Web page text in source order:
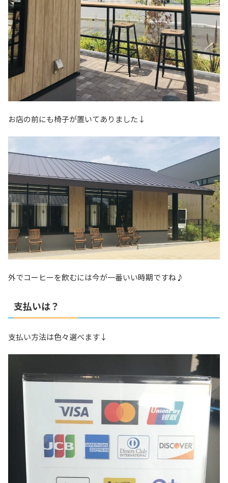
お店の前にも椅子が置いてありました↓
外でコーヒーを飲むには今が一番いい時期ですね♪
支払いは？
支払い方法は色々選べます↓